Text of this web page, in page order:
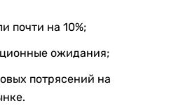
почти на 10%;
ожидания;
потрясений на